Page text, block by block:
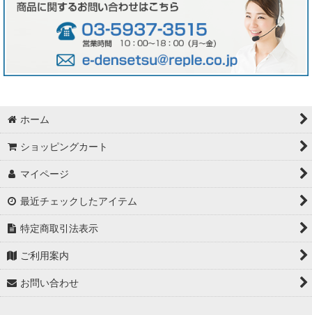
ホーム
ショッピングカート
マイページ
最近チェックしたアイテム
特定商取引法表示
ご利用案内
お問い合わせ